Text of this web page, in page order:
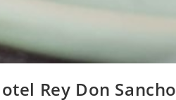
Rey Don Sancho